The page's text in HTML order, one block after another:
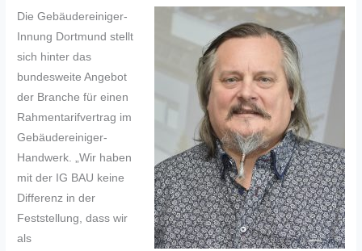
Die Gebäudereiniger-
Innung Dortmund stellt
sich hinter das
bundesweite Angebot
der Branche für einen
Rahmentarifvertrag im
Gebäudereiniger-
Handwerk. „Wir haben
mit der IG BAU keine
Differenz in der
Feststellung, dass wir
als